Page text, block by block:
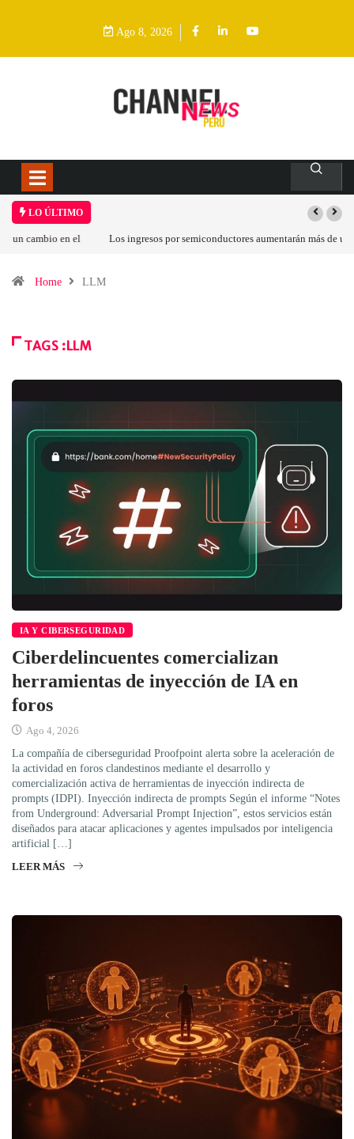
Ago 8, 2026
LO ÚLTIMO
Los ingresos por semiconductores aumentarán más de un 94 % en 2026
Home LLM
TAGS :LLM
IA Y CIBERSEGURIDAD
Ciberdelincuentes comercializan
herramientas de inyección de IA en
foros
Ago 4, 2026
La compañía de ciberseguridad Proofpoint alerta sobre la aceleración de
la actividad en foros clandestinos mediante el desarrollo y
comercialización activa de herramientas de inyección indirecta de
prompts (IDPI). Inyección indirecta de prompts Según el informe “Notes
from Underground: Adversarial Prompt Injection”, estos servicios están
diseñados para atacar aplicaciones y agentes impulsados por inteligencia
artificial […]
LEER MÁS